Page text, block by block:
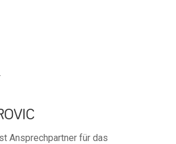
Ansprechpartner für das